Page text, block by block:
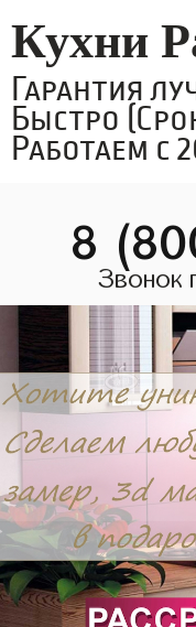
Кухни
Гарантия
Быстро
Работаем с
8
Звонок